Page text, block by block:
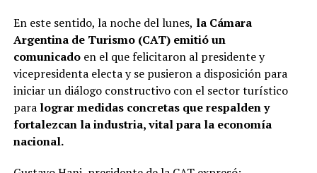
En este sentido, la noche del lunes, la Cámara
Argentina de Turismo (CAT) emitió un
comunicado en el que felicitaron al presidente y
vicepresidenta electa y se pusieron a disposición para
iniciar un diálogo constructivo con el sector turístico
para lograr medidas concretas que respalden y
fortalezcan la industria, vital para la economía
nacional.